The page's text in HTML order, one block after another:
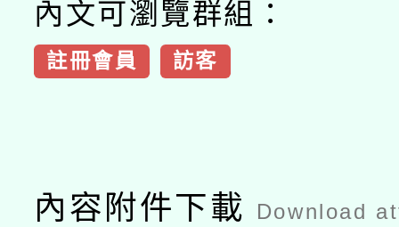
內文可瀏覽群組：
註冊會員 訪客
內容附件下載 Download